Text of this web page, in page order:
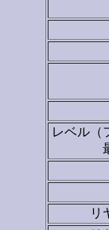
レベル（
リ